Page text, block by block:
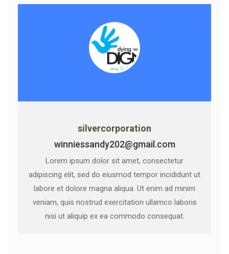
silvercorporation
winniessandy202@gmail.com
Lorem ipsum dolor sit amet, consectetur
adipiscing elit, sed do eiusmod tempor incididunt ut
labore et dolore magna aliqua. Ut enim ad minim
veniam, quis nostrud exercitation ullamco laboris
nisi ut aliquip ex ea commodo consequat.